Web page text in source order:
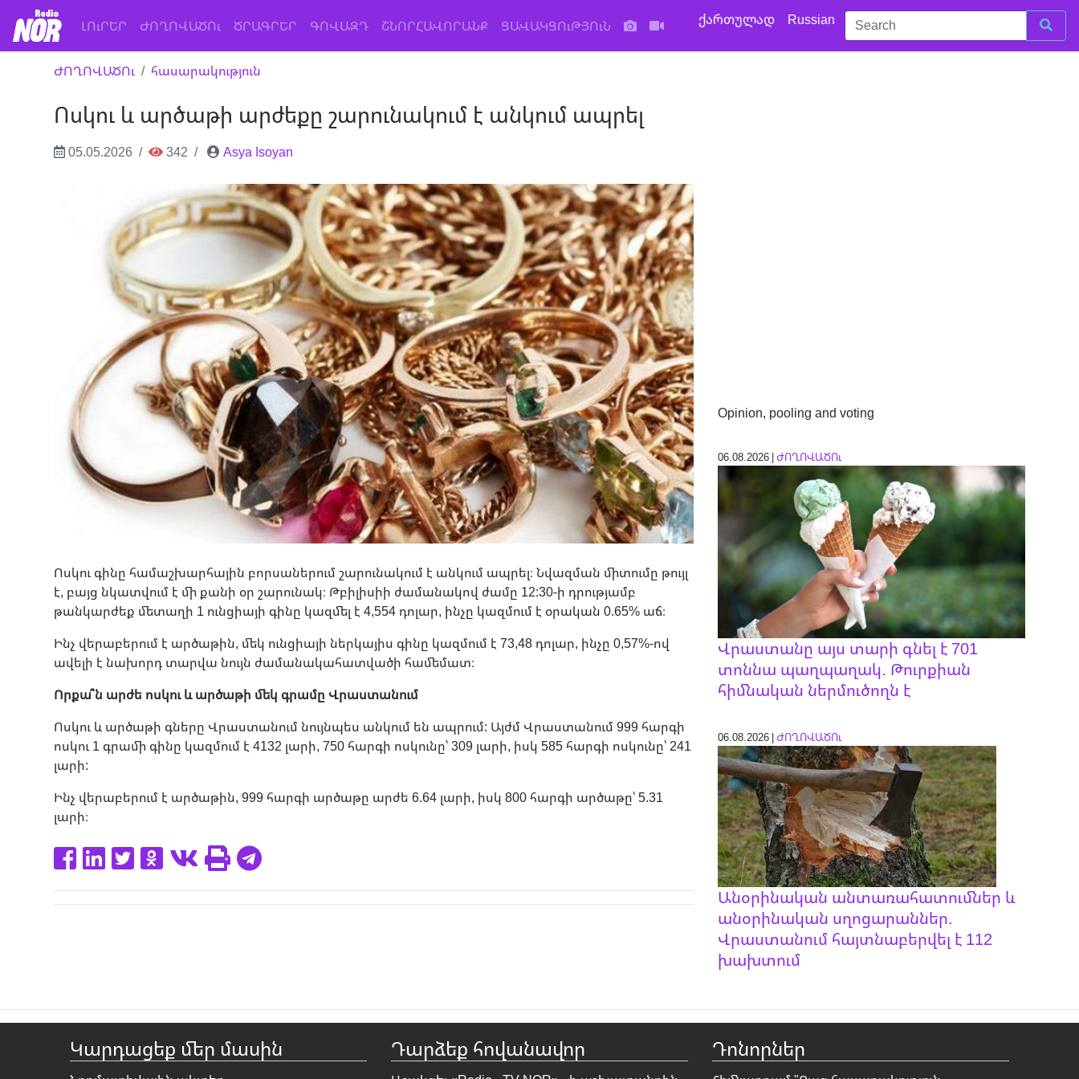
ԼՈւՐԵՐ (current)
ԺՈՂՈՎԱԾՈւ ԾՐԱԳՐԵՐ ԳՈՎԱԶԴ ՇՆՈՐՀԱՎՈՐԱՆՔ ՑԱՎԱԿՑՈւԹՅՈւՆ ქართულად Russian
ԺՈՂՈՎԱԾՈւ հասարակություն
Ոսկու և արծաթի արժեքը շարունակում է անկում ապրել
05.05.2026 342 Asya Isoyan
Ոսկու գինը համաշխարհային բորսաներում շարունակում է անկում ապրել։ Նվազման միտումը թույլ
է, բայց նկատվում է մի քանի օր շարունակ։ Թբիլիսիի ժամանակով ժամը 12:30-ի դրությամբ
թանկարժեք մետաղի 1 ունցիայի գինը կազմել է 4,554 դոլար, ինչը կազմում է օրական 0.65% աճ։
Ինչ վերաբերում է արծաթին, մեկ ունցիայի ներկայիս գինը կազմում է 73,48 դոլար, ինչը 0,57%-ով
ավելի է նախորդ տարվա նույն ժամանակահատվածի համեմատ։
Որքա՞ն արժե ոսկու և արծաթի մեկ գրամը Վրաստանում
Ոսկու և արծաթի գները Վրաստանում նույնպես անկում են ապրում: Այժմ Վրաստանում 999 հարգի
ոսկու 1 գրամի գինը կազմում է 4132 լարի, 750 հարգի ոսկունը՝ 309 լարի, իսկ 585 հարգի ոսկունը՝ 241
լարի:
Ինչ վերաբերում է արծաթին, 999 հարգի արծաթը արժե 6.64 լարի, իսկ 800 հարգի արծաթը՝ 5.31
լարի։
Opinion, pooling and voting
06.08.2026 |ԺՈՂՈՎԱԾՈւ
Վրաստանը այս տարի գնել է 701
տոննա պաղպաղակ. Թուրքիան
հիմնական ներմուծողն է
06.08.2026 |ԺՈՂՈՎԱԾՈւ
Անօրինական անտառահատումներ և
անօրինական սղոցարաններ.
Վրաստանում հայտնաբերվել է 112
խախտում
Կարդացեք մեր մասին Դարձեք հովանավոր Դոնորներ